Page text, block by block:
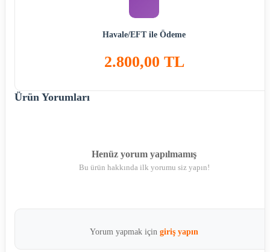
Havale/EFT ile Ödeme
2.800,00 TL
Ürün Yorumları
Henüz yorum yapılmamış
Bu ürün hakkında ilk yorumu siz yapın!
Yorum yapmak için giriş yapın